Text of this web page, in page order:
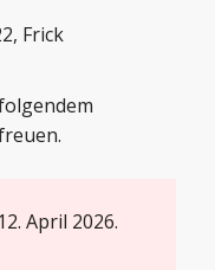
Frick
April 2026.